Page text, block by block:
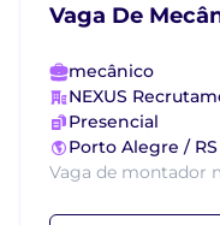
Vaga De
mecânico
NEXUS
Presencial
Porto Alegre / RS
Vaga de montador